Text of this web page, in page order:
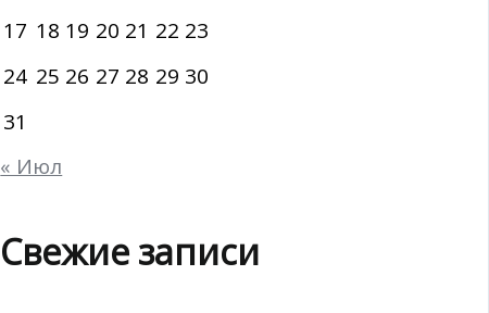
17 18 19 20 21 22 23
24 25 26 27 28 29 30
31
« Июл
Свежие записи